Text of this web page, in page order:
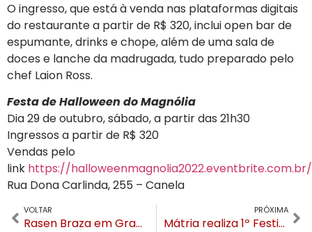
O ingresso, que está à venda nas plataformas digitais
do restaurante a partir de R$ 320, inclui open bar de
espumante, drinks e chope, além de uma sala de
doces e lanche da madrugada, tudo preparado pelo
chef Laion Ross.
Festa de Halloween do Magnólia
Dia 29 de outubro, sábado, a partir das 21h30
Ingressos a partir de R$ 320
Vendas pelo
link https://halloweenmagnolia2022.eventbrite.com.br/
Rua Dona Carlinda, 255 – Canela
VOLTAR
Rasen Braza em Gramado terá carnes nobres e prime rib coberto com folhas de ouro comestível
PRÓXIMA
Mátria realiza 1º Festival de Cerveja Artesanal de São Chico